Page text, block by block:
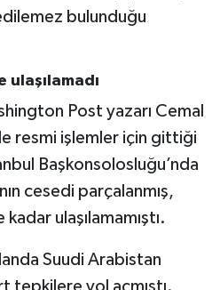
bulunduğu
ulaşılamadı
Post yazarı Cemal
resmi işlemler için gittiği
Başkonsolosluğu’nda
cesedi parçalanmış,
ulaşılamamıştı.
Suudi Arabistan